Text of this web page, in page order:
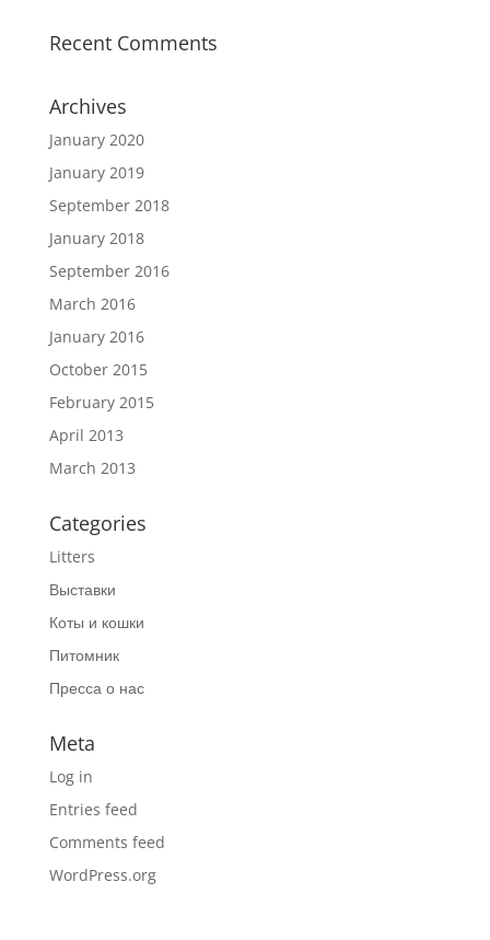
Recent Comments
Archives
January 2020
January 2019
September 2018
January 2018
September 2016
March 2016
January 2016
October 2015
February 2015
April 2013
March 2013
Categories
Litters
Выставки
Коты и кошки
Питомник
Пресса о нас
Meta
Log in
Entries feed
Comments feed
WordPress.org